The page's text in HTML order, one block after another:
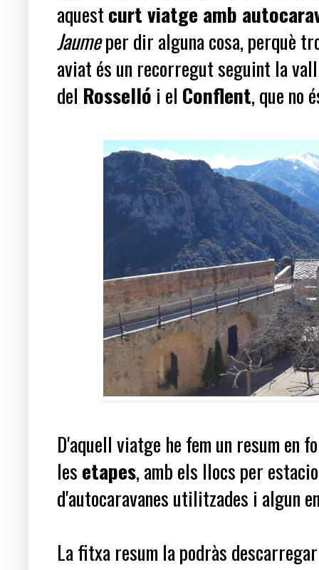
aquestcurt viatge amb
Jaumeper dir alguna cosa, perquè
aviat és un recorregut seguint la
del Rosselló i el Conflent, que no
D'aquell viatge he fem un resum en
lesetapes, amb els llocs per
d'autocaravanes utilitzades i algun
La fitxa resum la podràs